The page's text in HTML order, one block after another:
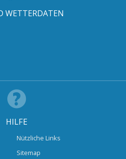
WETTERDATEN
HILFE
Nützliche Links
Sitemap